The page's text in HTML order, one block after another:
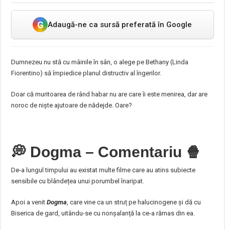
G Adaugă-ne ca sursă preferată în Google
Dumnezeu nu stă cu mâinile în sân, o alege pe Bethany (Linda
Fiorentino) să împiedice planul distructiv al îngerilor.
Doar că muritoarea de rând habar nu are care îi este menirea, dar are
noroc de niște ajutoare de nădejde. Oare?
💭 Dogma – Comentariu 🍿
De-a lungul timpului au existat multe filme care au atins subiecte
sensibile cu blândețea unui porumbel înaripat.
Apoi a venitDogma, care vine ca un struț pe halucinogene și dă cu
Biserica de gard, uitându-se cu nonșalanță la ce-a rămas din ea.